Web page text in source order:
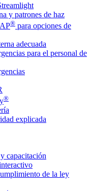
y patrones de haz
® para opciones de
adecuada
para el personal de
®
explicada
capacitación
de la ley